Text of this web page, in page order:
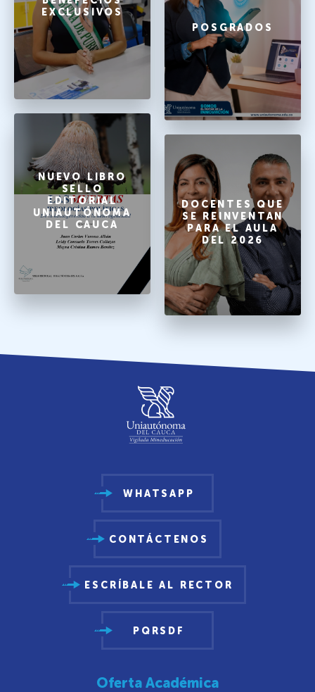
EXCLUSIVOS
POSGRADOS
NUEVO LIBRO
SELLO
EDITORIAL
UNIAUTÓNOMA
DEL CAUCA
DOCENTES QUE
SE REINVENTAN
PARA EL AULA
DEL 2026
WHATSAPP
CONTÁCTENOS
ESCRÍBALE AL RECTOR
PQRSDF
Oferta Académica